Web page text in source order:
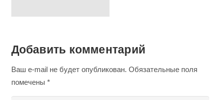
Добавить комментарий
Ваш e-mail не будет опубликован. Обязательные поля
помечены *